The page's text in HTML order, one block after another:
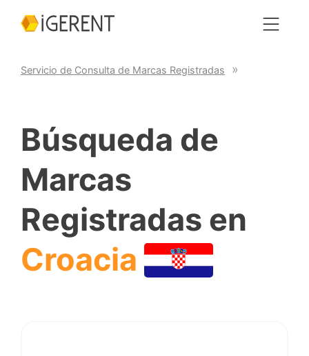
Servicio de Consulta de Marcas Registradas
Búsqueda de
Marcas
Registradas en
Croacia